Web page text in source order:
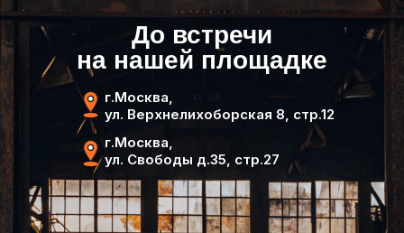
До встречи
на нашей площадке
г.Москва,
ул. Верхнелихоборская 8, стр.12
г.Москва,
ул. Свободы д.35, стр.27